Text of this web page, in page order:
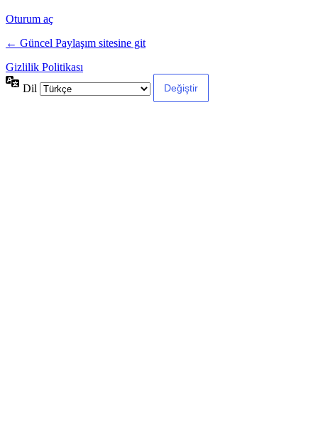
Oturum aç
← Güncel Paylaşım sitesine git
Gizlilik Politikası
Dil